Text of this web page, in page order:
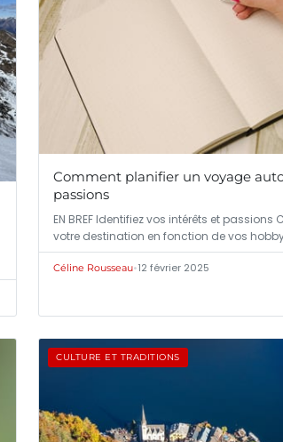
Comment planifier un voyage
passions
EN BREF Identifiez vos intérêts et passions
votre destination en fonction de vos
Céline Rousseau•12 février 2025
CULTURE ET TRADITIONS